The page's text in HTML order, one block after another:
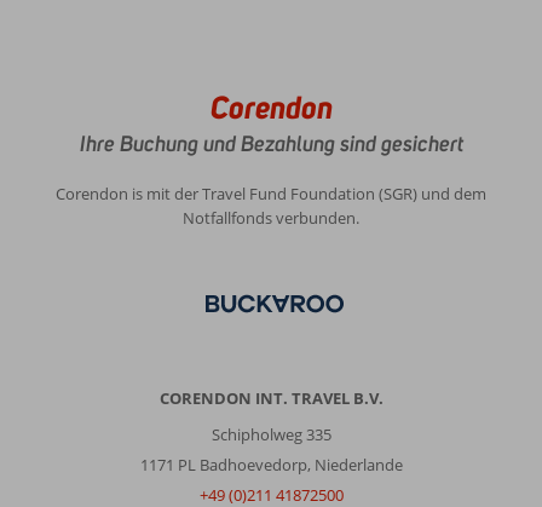
Corendon
Ihre Buchung und Bezahlung sind gesichert
Corendon is mit der Travel Fund Foundation (SGR) und dem
Notfallfonds verbunden.
CORENDON INT. TRAVEL B.V.
Schipholweg 335
1171 PL Badhoevedorp, Niederlande
+49 (0)211 41872500